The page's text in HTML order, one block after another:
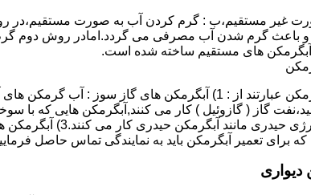
غیر مستقیم،ب : گرم کردن آب به صورت مستقیم،در
و باعث گرم شدن آب مصرفی می گردد.امادر روش دوم
آبگرمکن های مستقیم ساخته شده است.
گاز ( گازوئیل ) کار می کنند,آبگرمکن هایی که با
کنند,آبگرمکن
دیواری